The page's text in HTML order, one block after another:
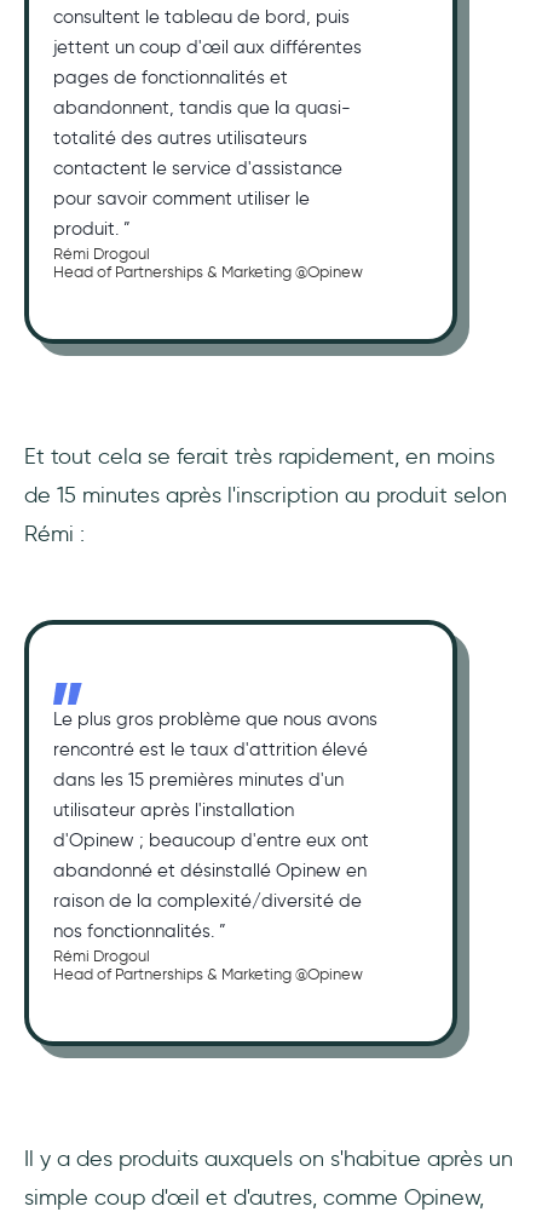
consultent le tableau de bord, puis
jettent un coup d'œil aux différentes
pages de fonctionnalités et
abandonnent, tandis que la quasi-
totalité des autres utilisateurs
contactent le service d'assistance
pour savoir comment utiliser le
produit. ”
Rémi Drogoul
Head of Partnerships & Marketing @Opinew
Et tout cela se ferait très rapidement, en moins
de 15 minutes après l'inscription au produit selon
Rémi :
Le plus gros problème que nous avons
rencontré est le taux d'attrition élevé
dans les 15 premières minutes d'un
utilisateur après l'installation
d'Opinew ; beaucoup d'entre eux ont
abandonné et désinstallé Opinew en
raison de la complexité/diversité de
nos fonctionnalités. ”
Rémi Drogoul
Head of Partnerships & Marketing @Opinew
Il y a des produits auxquels on s'habitue après un
simple coup d'œil et d'autres, comme Opinew,